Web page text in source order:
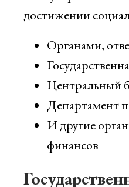
достижении
Органами,
Центральный
Департамент
И другие
финансов